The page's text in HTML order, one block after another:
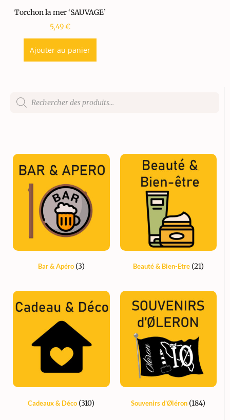
Bar & Apéro (3) Beauté & Bien-Etre (21)
Cadeaux & Déco (310) Souvenirs d'Øléron (184)
Torchon la mer ‘SAUVAGE’
5,49€
Ajouter au panier